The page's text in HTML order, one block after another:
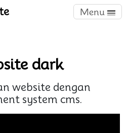
Menu
dark
website dengan
system cms.